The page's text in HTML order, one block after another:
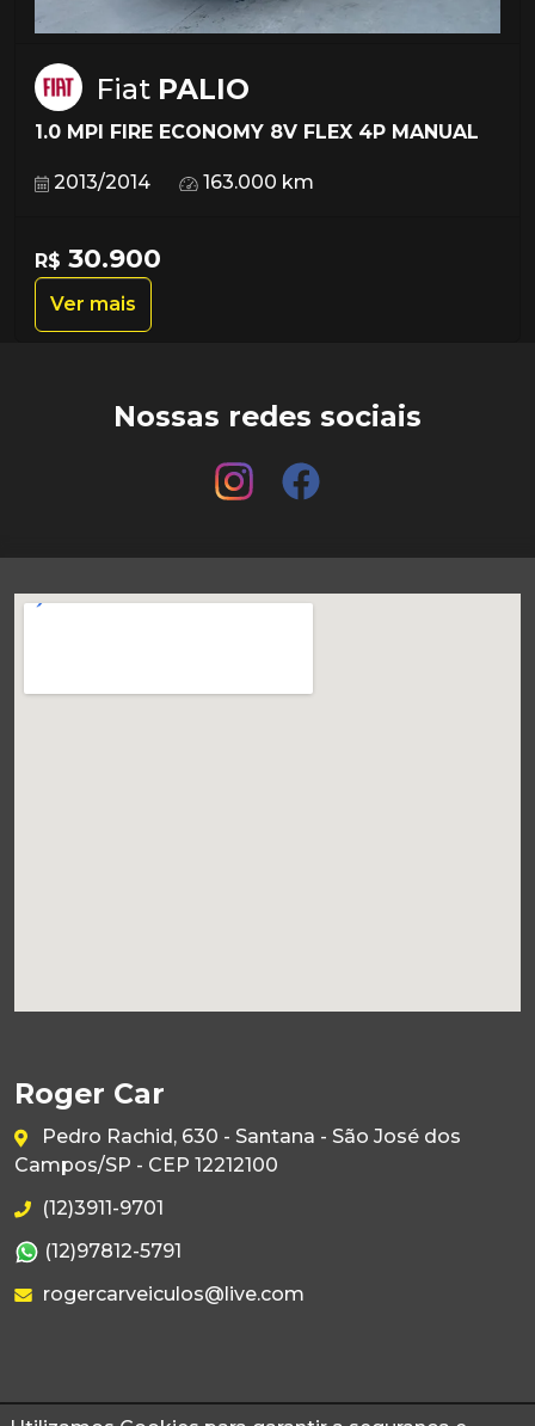
Fiat PALIO
1.0 MPI FIRE ECONOMY 8V FLEX 4P MANUAL
2013/2014 163.000 km
R$ 30.900
Ver mais
Nossas redes sociais
Roger Car
Pedro Rachid, 630 - Santana - São José dos
Campos/SP - CEP 12212100
(12)3911-9701
(12)97812-5791
rogercarveiculos@live.com